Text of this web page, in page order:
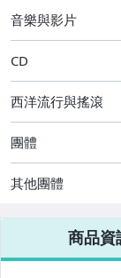
音樂與影片
CD
西洋流行與搖滾
團體
其他團體
商品資